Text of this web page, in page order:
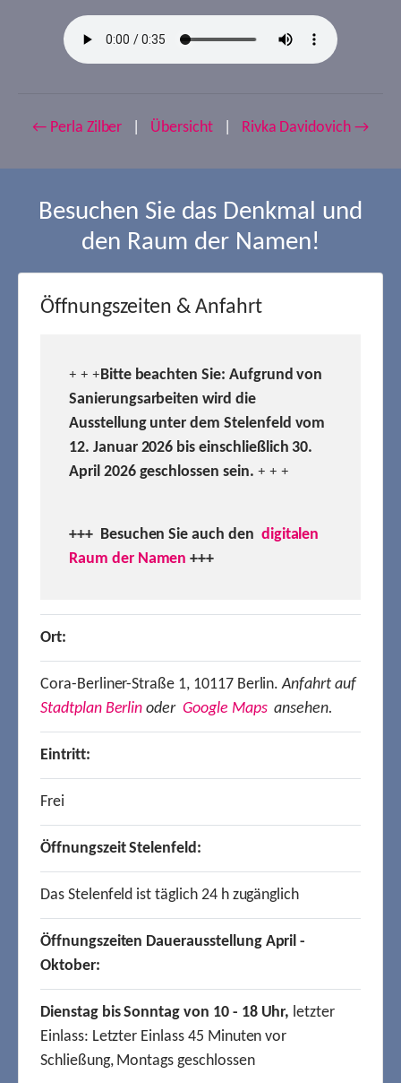
← Perla Zilber Übersicht Rivka Davidovich →
Besuchen Sie das Denkmal und
den Raum der Namen!
Öffnungszeiten & Anfahrt
+ + +Bitte beachten Sie: Aufgrund von
Sanierungsarbeiten wird die
Ausstellung unter dem Stelenfeld vom
12. Januar 2026 bis einschließlich 30.
April 2026 geschlossen sein. + + +
+++ Besuchen Sie auch den digitalen
Raum der Namen +++
Ort:
Cora-Berliner-Straße 1, 10117 Berlin.Anfahrt auf
Stadtplan Berlin oder Google Mapsansehen.
Eintritt:
Frei
Öffnungszeit Stelenfeld:
Das Stelenfeld ist täglich 24 h zugänglich
Öffnungszeiten Dauerausstellung April -
Oktober:
Dienstag bis Sonntag von 10 - 18 Uhr, letzter
Einlass: Letzter Einlass 45 Minuten vor
Schließung, Montags geschlossen